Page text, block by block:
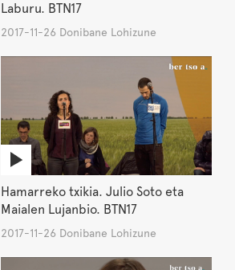
Laburu. BTN17
2017-11-26 Donibane Lohizune
Hamarreko txikia. Julio Soto eta
Maialen Lujanbio. BTN17
2017-11-26 Donibane Lohizune